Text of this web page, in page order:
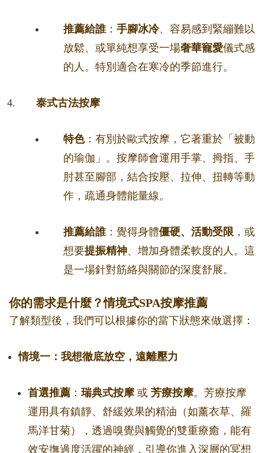
推薦給誰： 手腳冰冷、容易感到緊繃難以
放鬆、或單純想享受一場奢華寵愛儀式感
的人。特別適合在寒冷的季節進行。
泰式古法按摩
特色：有別於歐式按摩，它著重於「被動
的瑜伽」。按摩師會運用手掌、拇指、手
肘甚至腳部，結合按壓、拉伸、扭轉等動
作，疏通身體能量線。
推薦給誰：覺得身體僵硬、活動受限 ，或
想要提振精神、增加身體柔軟度的人。這
是一場針對筋絡與關節的深度舒展。
你的需求是什麼？情境式SPA按摩推薦
了解類型後，我們可以根據你的當下狀態來做選擇：
情境一：我想徹底放空，遠離壓力
首選推薦 ： 瑞典式按摩或 芳療按摩。芳療按摩
運用具有鎮靜、舒緩效果的精油（如薰衣草、羅
馬洋甘菊），透過嗅覺與觸覺的雙重療癒，能有
效安撫過度活躍的神經，引導你進入深層的冥想